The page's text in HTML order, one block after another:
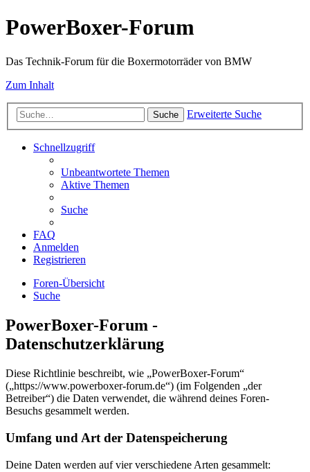
PowerBoxer-Forum
Das Technik-Forum für die Boxermotorräder von BMW
Zum Inhalt
Suche Erweiterte Suche
Schnellzugriff
Unbeantwortete Themen
Aktive Themen
Suche
FAQ
Anmelden
Registrieren
Foren-Übersicht
Suche
PowerBoxer-Forum -
Datenschutzerklärung
Diese Richtlinie beschreibt, wie „PowerBoxer-Forum“
(„https://www.powerboxer-forum.de“) (im Folgenden „der
Betreiber“) die Daten verwendet, die während deines Foren-
Besuchs gesammelt werden.
Umfang und Art der Datenspeicherung
Deine Daten werden auf vier verschiedene Arten gesammelt: